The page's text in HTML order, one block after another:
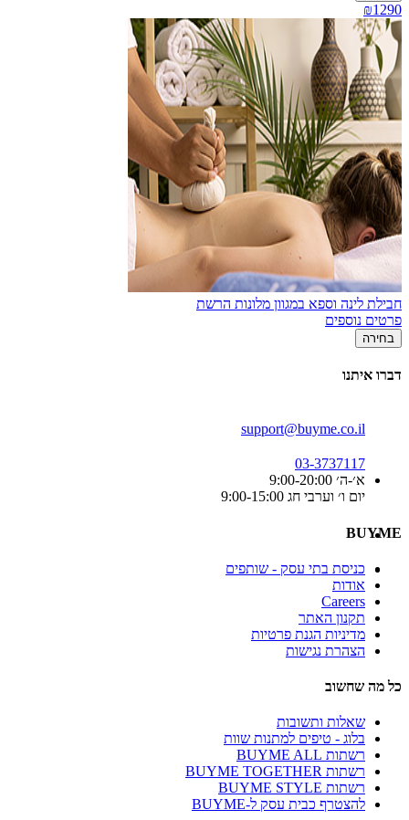
₪1290
חבילת לינה וספא במגוון מלונות הרשת
פרטים נוספים
בחירה
דברו איתנו
support@buyme.co.il
03-3737117
א׳-ה׳ 9:00-20:00
יום ו׳ וערבי חג 9:00-15:00
BUYME
כניסת בתי עסק - שותפים
אודות
Careers
תקנון האתר
מדיניות הגנת פרטיות
הצהרת נגישות
כל מה שחשוב
שאלות ותשובות
בלוג - טיפים למתנות שוות
רשתות BUYME ALL
רשתות BUYME TOGETHER
רשתות BUYME STYLE
להצטרף כבית עסק ל-BUYME